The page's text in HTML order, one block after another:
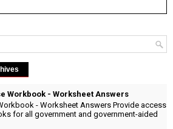
Workbook - Worksheet Answers
- Worksheet Answers Provide access
for all government and government-aided